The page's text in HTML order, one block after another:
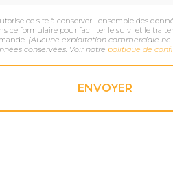
ce site à conserver l'ensemble des
ce formulaire pour faciliter le suivi et le
(Aucune exploitation commerciale ne
conservées. Voir notre politique de